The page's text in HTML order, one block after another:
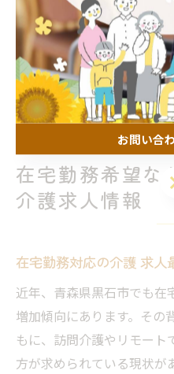
り、家庭と両立しながら働
「未経験から始めて、今で
謝されることが日々の励み
く、仕事を通じて自己成長
介護 求人の大きな魅力です。
在宅勤務希望な
介護求人情報
在宅勤務対応の介護 求人
近年、青森県黒石市でも在
増加傾向にあります。その
もに、訪問介護やリモート
方が求められている現状が
お問い合
お問い合